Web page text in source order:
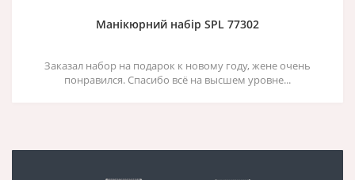
Манікюрний набір SPL 77302
Заказал набор на подарок к новому году, жене очень
понравился. Спасибо всё на высшем уровне...